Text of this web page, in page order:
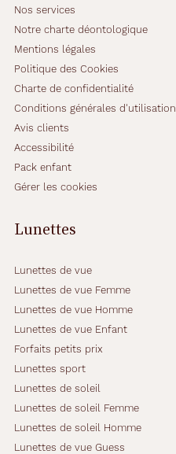
r
s
d
e
e
n
t
i
l
e
d
e
o
n
a
c
t
.
n
1
F
l
Nos services
Notre charte déontologique
Mentions légales
Politique des Cookies
Charte de confidentialité
Conditions générales d'utilisation
Avis clients
Accessibilité
Pack enfant
Gérer les cookies
Lunettes
Lunettes de vue
Lunettes de vue Femme
Lunettes de vue Homme
Lunettes de vue Enfant
Forfaits petits prix
Lunettes sport
Lunettes de soleil
Lunettes de soleil Femme
Lunettes de soleil Homme
Lunettes de vue Guess